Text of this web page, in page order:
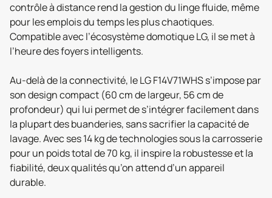
contrôle à distance rend la gestion du linge fluide, même
pour les emplois du temps les plus chaotiques.
Compatible avec l’écosystème domotique LG, il se met à
l’heure des foyers intelligents.
Au-delà de la connectivité, le LG F14V71WHS s’impose par
son design compact (60 cm de largeur, 56 cm de
profondeur) qui lui permet de s’intégrer facilement dans
la plupart des buanderies, sans sacrifier la capacité de
lavage. Avec ses 14 kg de technologies sous la carrosserie
pour un poids total de 70 kg, il inspire la robustesse et la
fiabilité, deux qualités qu’on attend d’un appareil
durable.